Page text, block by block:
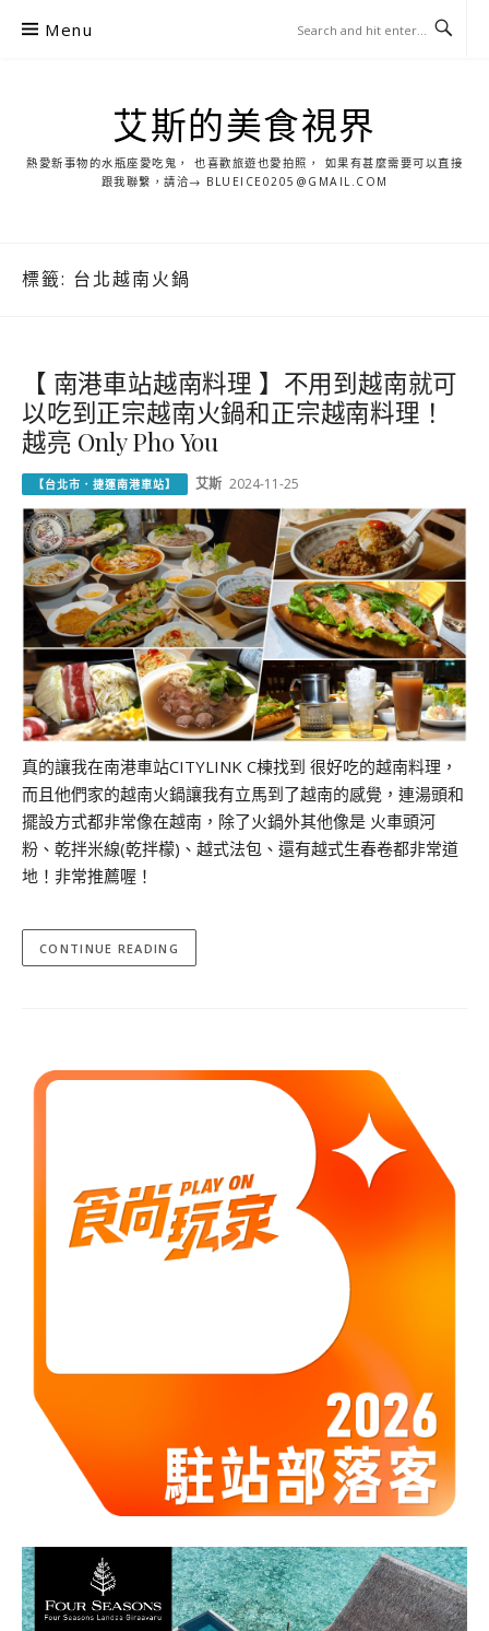
Menu
艾斯的美食視界
熱愛新事物的水瓶座愛吃鬼， 也喜歡旅遊也愛拍照， 如果有甚麼需要可以直接
跟我聯繫，請洽→ BLUEICE0205@GMAIL.COM
標籤: 台北越南火鍋
【 南港車站越南料理 】不用到越南就可
以吃到正宗越南火鍋和正宗越南料理！
越亮 Only Pho You
【台北市．捷運南港車站】 艾斯 2024-11-25
真的讓我在南港車站CITYLINK C棟找到 很好吃的越南料理，
而且他們家的越南火鍋讓我有立馬到了越南的感覺，連湯頭和
擺設方式都非常像在越南，除了火鍋外其他像是 火車頭河
粉、乾拌米線(乾拌檬)、越式法包、還有越式生春卷都非常道
地！非常推薦喔！
CONTINUE READING